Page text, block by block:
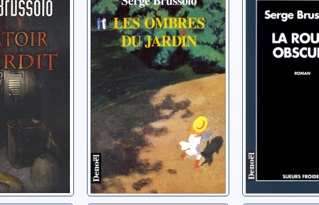
13:
jardin
Brussolo, Serge
Brussolo,